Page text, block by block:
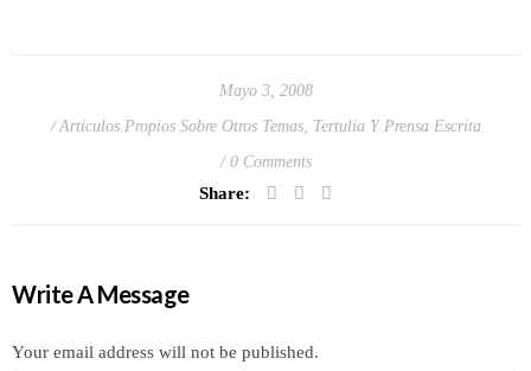
Mayo 3, 2008
Artículos Propios Sobre Otros Temas, Tertulia Y Prensa Escrita
0 Comments
Share:
Write A Message
Your email address will not be published.